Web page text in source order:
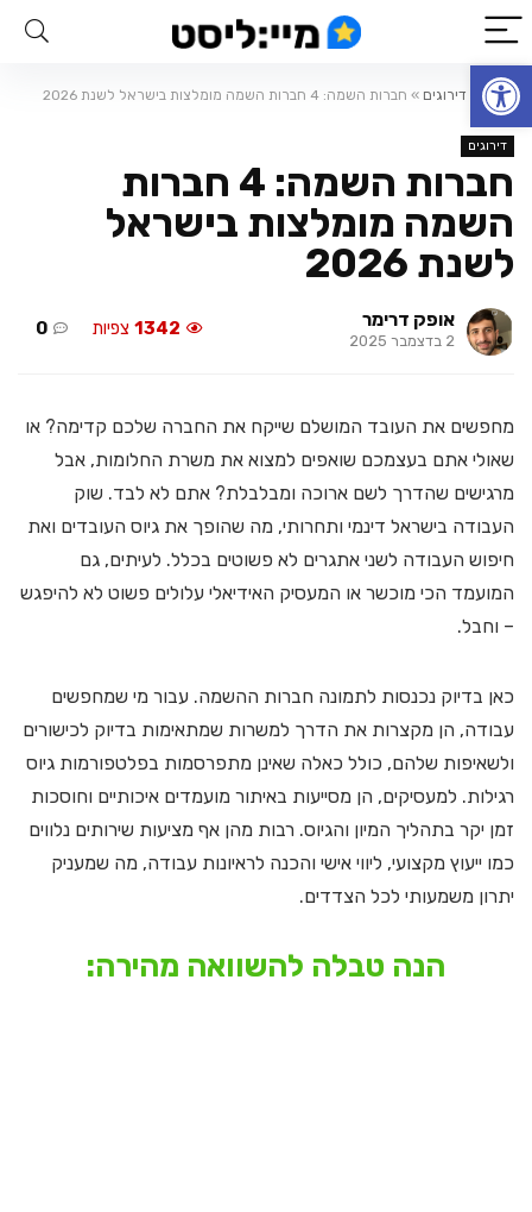
פתח סרגל נגישות
ראשי דירוגים » חברות השמה: 4 חברות השמה מומלצות בישראל לשנת 2026
דירוגים
חברות השמה: 4 חברות
השמה מומלצות בישראל
לשנת 2026
אופק דרימר
2 בדצמבר 2025
1342 צפיות 0
מחפשים את העובד המושלם שייקח את החברה שלכם קדימה? או
שאולי אתם בעצמכם שואפים למצוא את משרת החלומות, אבל
מרגישים שהדרך לשם ארוכה ומבלבלת? אתם לא לבד. שוק
העבודה בישראל דינמי ותחרותי, מה שהופך את גיוס העובדים ואת
חיפוש העבודה לשני אתגרים לא פשוטים בכלל. לעיתים, גם
המועמד הכי מוכשר או המעסיק האידיאלי עלולים פשוט לא להיפגש
– וחבל.
כאן בדיוק נכנסות לתמונה חברות ההשמה. עבור מי שמחפשים
עבודה, הן מקצרות את הדרך למשרות שמתאימות בדיוק לכישורים
ולשאיפות שלהם, כולל כאלה שאינן מתפרסמות בפלטפורמות גיוס
רגילות. למעסיקים, הן מסייעות באיתור מועמדים איכותיים וחוסכות
זמן יקר בתהליך המיון והגיוס. רבות מהן אף מציעות שירותים נלווים
כמו ייעוץ מקצועי, ליווי אישי והכנה לראיונות עבודה, מה שמעניק
יתרון משמעותי לכל הצדדים.
הנה טבלה להשוואה מהירה: